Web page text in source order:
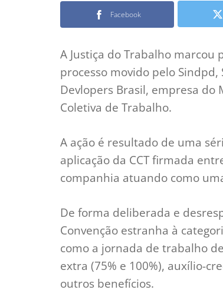
Facebook
A Justiça do Trabalho
processo movido pelo
Devlopers Brasil, empresa do
Coletiva de Trabalho.
A ação é resultado de uma
aplicação da CCT firmada
companhia atuando como
De forma deliberada e
Convenção estranha à
como a jornada de trabalho
extra (75% e 100%), auxílio-
outros benefícios.